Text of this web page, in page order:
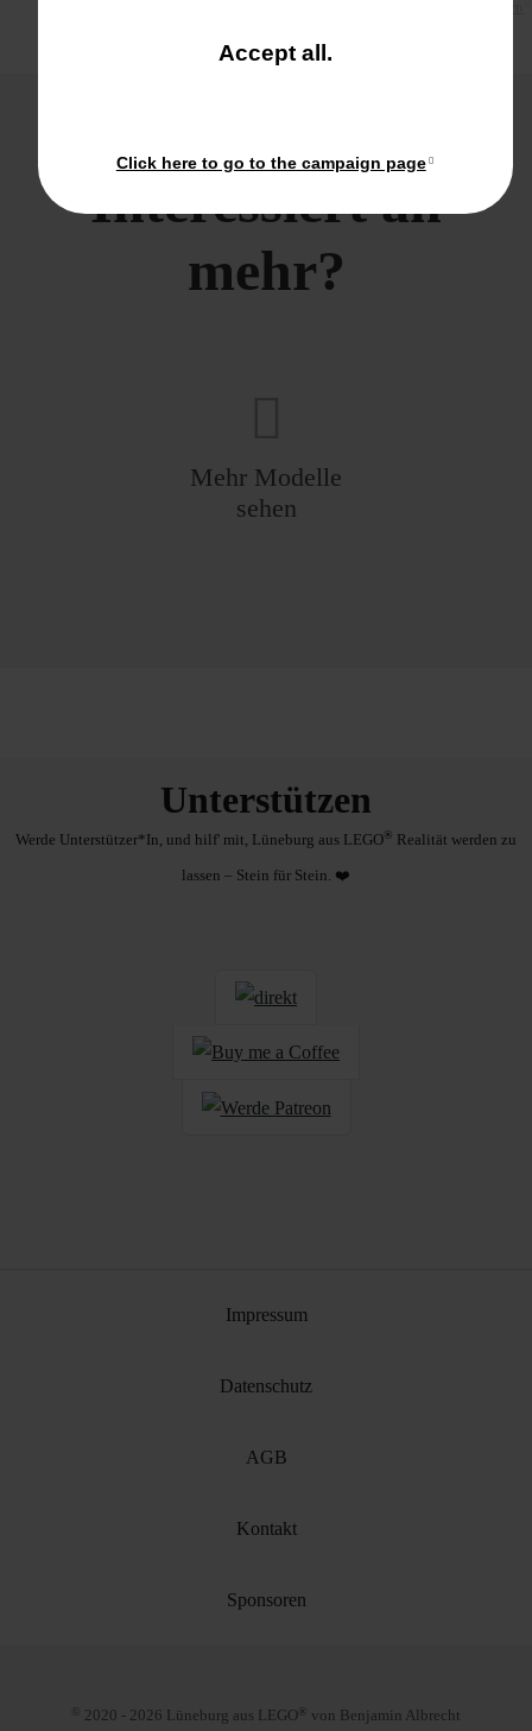
Interessiert an
mehr?
Mehr Modelle
sehen
Unterstützen
Werde Unterstützer*In, und hilf' mit, Lüneburg aus LEGO® Realität werden zu
lassen – Stein für Stein. ❤️
Impressum
Datenschutz
AGB
Kontakt
Sponsoren
2020 - 2026 Lüneburg aus LEGO ® von Benjamin Albrecht
Accept alland close the
.
Click here to go to the campaign page